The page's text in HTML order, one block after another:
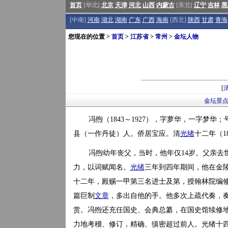
首页[华北] 北京 天津 河北 山西 内蒙古[东北] 辽宁 吉林
[中南] 河南 湖北 湖南 广东 广西 海南[西北] 陕西 甘肃 青海
您现在的位置 > 首页> 江苏省> 常州 > 金坛人物
[
金坛景点
冯煦（1843～1927），字萝华，一字梦华
县（一作丹徒）人。侨居宝应。清光绪十二年（
冯煦幼年丧父，当时，他年仅14岁。父亲
力，以词赋闻名。 光绪三年到四年期间，他在金
十二年，殿赐一甲第三名进士及第，授翰林院编
篇巨制 文章，多出自他的手。他多次上疏代奏，
赏。冯煦还充任国史、会典总纂，在国史馆续修
力地考稽、修订，精确、缜密超过前人。光绪十